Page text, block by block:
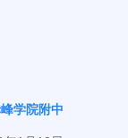
学院附中